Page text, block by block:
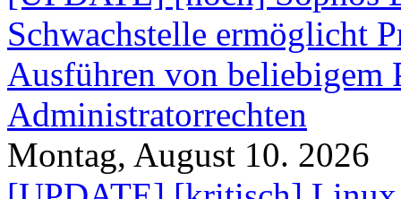
Schwachstelle ermöglicht
Ausführen von beliebigem
Administratorrechten
Montag, August 10. 2026